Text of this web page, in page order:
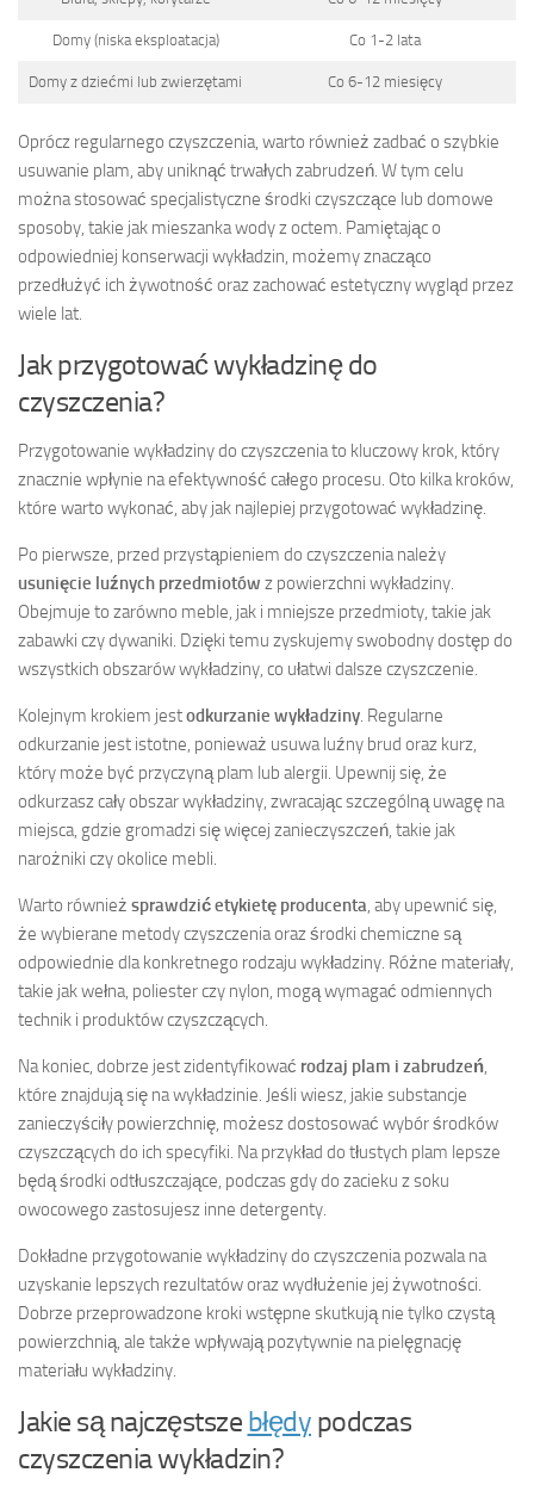
Domy (niska eksploatacja) Co 1-2 lata
Domy z dziećmi lub zwierzętami Co 6-12 miesięcy
Oprócz regularnego czyszczenia, warto również zadbać o szybkie
usuwanie plam, aby uniknąć trwałych zabrudzeń. W tym celu
można stosować specjalistyczne środki czyszczące lub domowe
sposoby, takie jak mieszanka wody z octem. Pamiętając o
odpowiedniej konserwacji wykładzin, możemy znacząco
przedłużyć ich żywotność oraz zachować estetyczny wygląd przez
wiele lat.
Jak przygotować wykładzinę do
czyszczenia?
Przygotowanie wykładziny do czyszczenia to kluczowy krok, który
znacznie wpłynie na efektywność całego procesu. Oto kilka kroków,
które warto wykonać, aby jak najlepiej przygotować wykładzinę.
Po pierwsze, przed przystąpieniem do czyszczenia należy
usunięcie luźnych przedmiotów z powierzchni wykładziny.
Obejmuje to zarówno meble, jak i mniejsze przedmioty, takie jak
zabawki czy dywaniki. Dzięki temu zyskujemy swobodny dostęp do
wszystkich obszarów wykładziny, co ułatwi dalsze czyszczenie.
Kolejnym krokiem jestodkurzanie wykładziny . Regularne
odkurzanie jest istotne, ponieważ usuwa luźny brud oraz kurz,
który może być przyczyną plam lub alergii. Upewnij się, że
odkurzasz cały obszar wykładziny, zwracając szczególną uwagę na
miejsca, gdzie gromadzi się więcej zanieczyszczeń, takie jak
narożniki czy okolice mebli.
Warto również sprawdzić etykietę producenta , aby upewnić się,
że wybierane metody czyszczenia oraz środki chemiczne są
odpowiednie dla konkretnego rodzaju wykładziny. Różne materiały,
takie jak wełna, poliester czy nylon, mogą wymagać odmiennych
technik i produktów czyszczących.
Na koniec, dobrze jest zidentyfikować rodzaj plam i zabrudzeń
które znajdują się na wykładzinie. Jeśli wiesz, jakie substancje
zanieczyściły powierzchnię, możesz dostosować wybór środków
czyszczących do ich specyfiki. Na przykład do tłustych plam lepsze
będą środki odtłuszczające, podczas gdy do zacieku z soku
owocowego zastosujesz inne detergenty.
Dokładne przygotowanie wykładziny do czyszczenia pozwala na
uzyskanie lepszych rezultatów oraz wydłużenie jej żywotności.
Dobrze przeprowadzone kroki wstępne skutkują nie tylko czystą
powierzchnią, ale także wpływają pozytywnie na pielęgnację
materiału wykładziny.
Jakie są najczęstsze błędy podczas
czyszczenia wykładzin?